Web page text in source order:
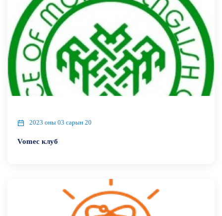
2023 оны 03 сарын 20
Vomec клуб